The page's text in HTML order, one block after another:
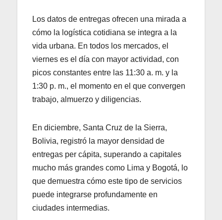
Los datos de entregas ofrecen una mirada a
cómo la logística cotidiana se integra a la
vida urbana. En todos los mercados, el
viernes es el día con mayor actividad, con
picos constantes entre las 11:30 a. m. y la
1:30 p. m., el momento en el que convergen
trabajo, almuerzo y diligencias.
En diciembre, Santa Cruz de la Sierra,
Bolivia, registró la mayor densidad de
entregas per cápita, superando a capitales
mucho más grandes como Lima y Bogotá, lo
que demuestra cómo este tipo de servicios
puede integrarse profundamente en
ciudades intermedias.